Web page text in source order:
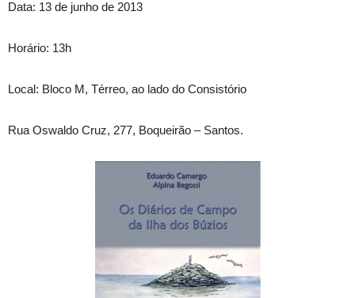
Data: 13 de junho de 2013
Horário: 13h
Local: Bloco M, Térreo, ao lado do Consistório
Rua Oswaldo Cruz, 277, Boqueirão – Santos.